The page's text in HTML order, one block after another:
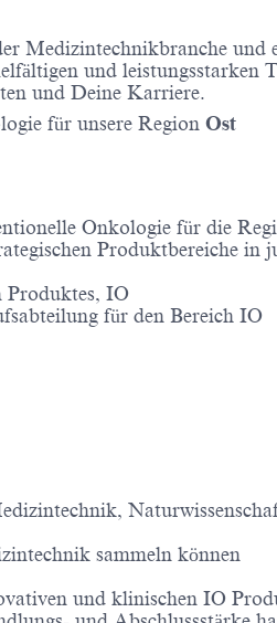
Medizintechnikbranche und
und leistungsstarken
und Deine Karriere.
für unsere Region Ost
Onkologie für die
Produktbereiche in
Produktes, IO
für den Bereich IO
sammeln können
und klinischen IO